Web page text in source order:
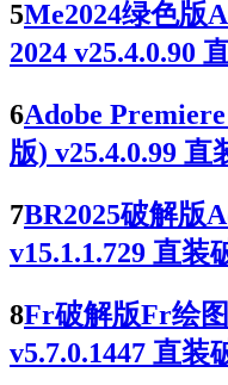
5Me2024绿色版
2024 v25.4.0.90
6Adobe
版) v25.4.0.99 直
7BR2025破解版
v15.1.1.729 直装
8Fr破解版Fr绘
v5.7.0.1447 直装